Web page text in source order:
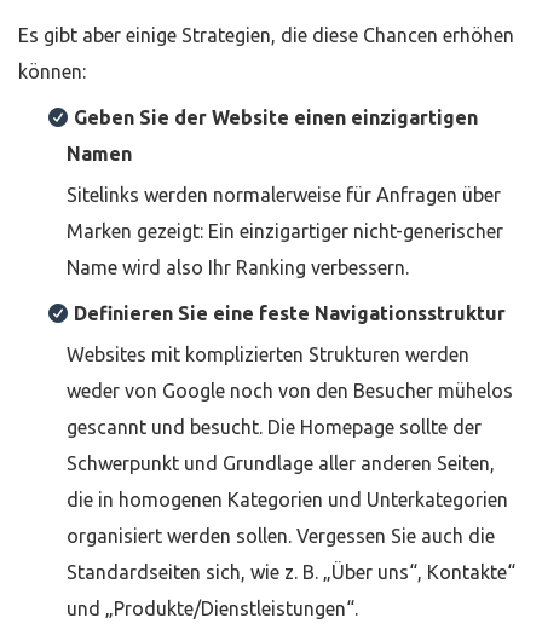
Es gibt aber einige Strategien, die diese Chancen erhöhen
können:
Geben Sie der Website einen einzigartigen
Namen
Sitelinks werden normalerweise für Anfragen über
Marken gezeigt: Ein einzigartiger nicht-generischer
Name wird also Ihr Ranking verbessern.
Definieren Sie eine feste Navigationsstruktur
Websites mit komplizierten Strukturen werden
weder von Google noch von den Besucher mühelos
gescannt und besucht. Die Homepage sollte der
Schwerpunkt und Grundlage aller anderen Seiten,
die in homogenen Kategorien und Unterkategorien
organisiert werden sollen. Vergessen Sie auch die
Standardseiten sich, wie z. B. „Über uns“, Kontakte“
und „Produkte/Dienstleistungen“.